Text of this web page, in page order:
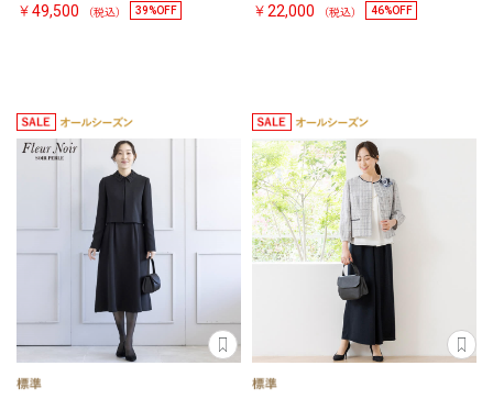
￥49,500 （税込） 39%OFF ￥22,000 （税込） 46%OFF